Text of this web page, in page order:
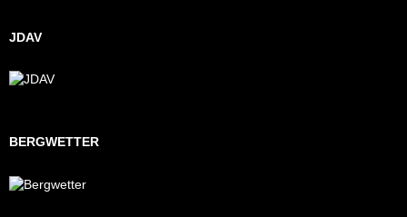
JDAV
BERGWETTER